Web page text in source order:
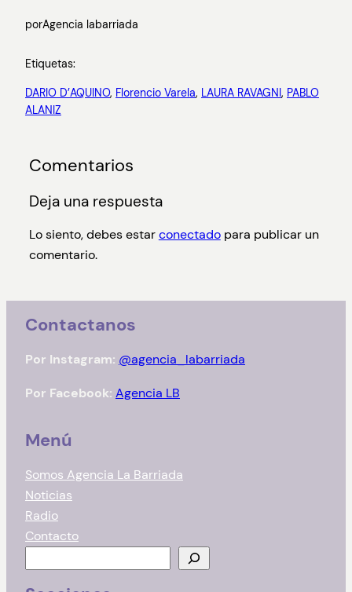
porAgencia labarriada
Etiquetas:
DARIO D’AQUINO, Florencio Varela, LAURA RAVAGNI, PABLO
ALANIZ
Comentarios
Deja una respuesta
Lo siento, debes estarconectadopara publicar un
comentario.
Contactanos
Por Instagram: @agencia_labarriada
Por Facebook: Agencia LB
Menú
Somos Agencia La Barriada
Noticias
Radio
Contacto